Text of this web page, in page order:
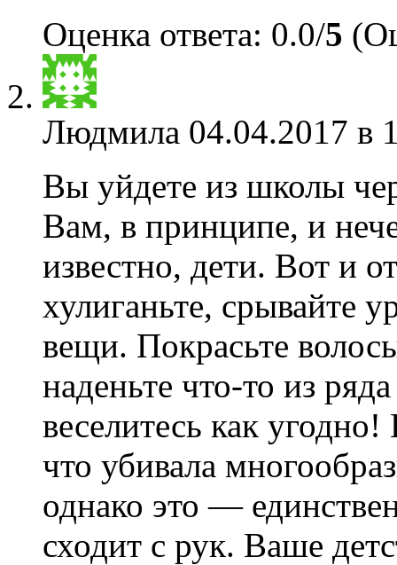
Оценка ответа: 0.0/5
Людмила 04.04.2017 в
Вы уйдете из школы
Вам, в принципе, и
известно, дети. Вот и
хулиганьте, срывайте
вещи. Покрасьте
наденьте что-то из
веселитесь как
что убивала
однако это —
сходит с рук. Ваше